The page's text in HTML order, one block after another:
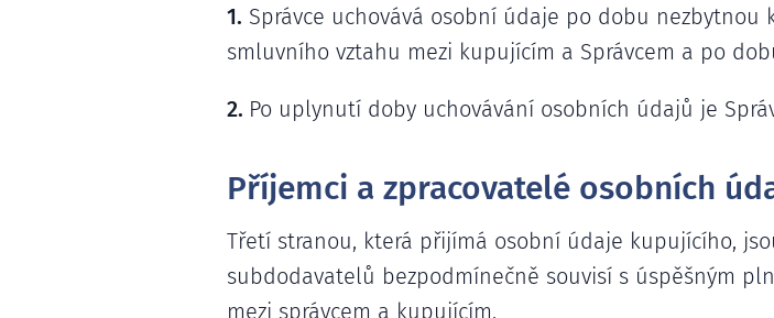
1. Správce uchovává osobní údaje po dobu nezbytnou
smluvního vztahu mezi kupujícím a Správcem a po
2. Po uplynutí doby uchovávání osobních údajů je
Příjemci a zpracovatelé osobních
Třetí stranou, která přijímá osobní údaje kupujícího,
subdodavatelů bezpodmínečně souvisí s úspěšným
mezi správcem a kupujícím.